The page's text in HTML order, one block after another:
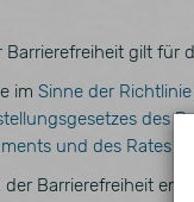
Barrierefreiheit gilt
im Sinne der
des
und des Rates
Barrierefreiheit